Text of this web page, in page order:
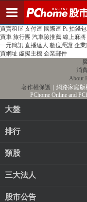
PChome首頁 線上購物 24h購物 書
買賣租屋 支付連 國際連 Pi 拍錢包
買車 旅行團 汽車險推薦 線上麻將
一元簡訊 直播達人 數位憑證 企
買網址 虛擬主機 企業郵件
消
About
著作權保護 ｜網路家庭
PChome Online and
大盤
排行
類股
三大法人
股市公告